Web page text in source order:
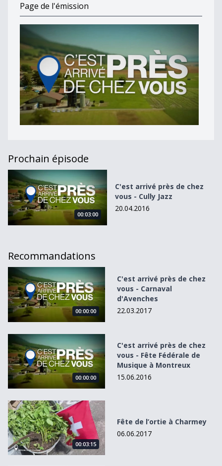
Page de l'émission
Prochain épisode
C&#039;est arrivé près de chez vous - Cully Jazz
00:03:00
C'est arrivé près de chez
vous - Cully Jazz
20.04.2016
Recommandations
C&#039;est arrivé près de chez vous - Carnaval
00:00:00
C'est arrivé près de chez
vous - Carnaval
d'Avenches
22.03.2017
C&#039;est arrivé près de chez vous - Fête Fédérale de
00:00:00
C'est arrivé près de chez
vous - Fête Fédérale de
Musique à Montreux
15.06.2016
Fête de l’ortie à Charmey
00:03:15
Fête de l’ortie à Charmey
06.06.2017